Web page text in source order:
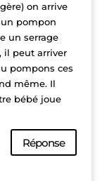
on arrive
pompon
un serrage
il peut arriver
pompons ces
même. Il
bébé joue
Réponse